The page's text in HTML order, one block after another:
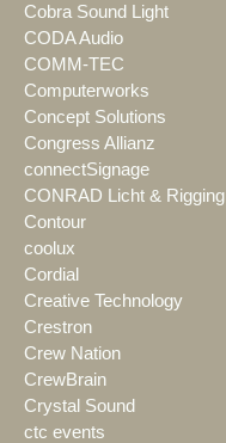
Cobra Sound Light
CODA Audio
COMM-TEC
Computerworks
Concept Solutions
Congress Allianz
connectSignage
CONRAD Licht & Rigging
Contour
coolux
Cordial
Creative Technology
Crestron
Crew Nation
CrewBrain
Crystal Sound
ctc events